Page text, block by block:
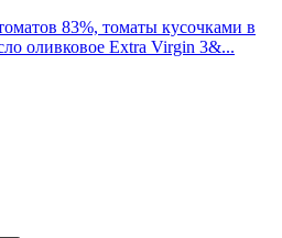
83%, томаты кусочками в
оливковое Extra Virgin 3&...